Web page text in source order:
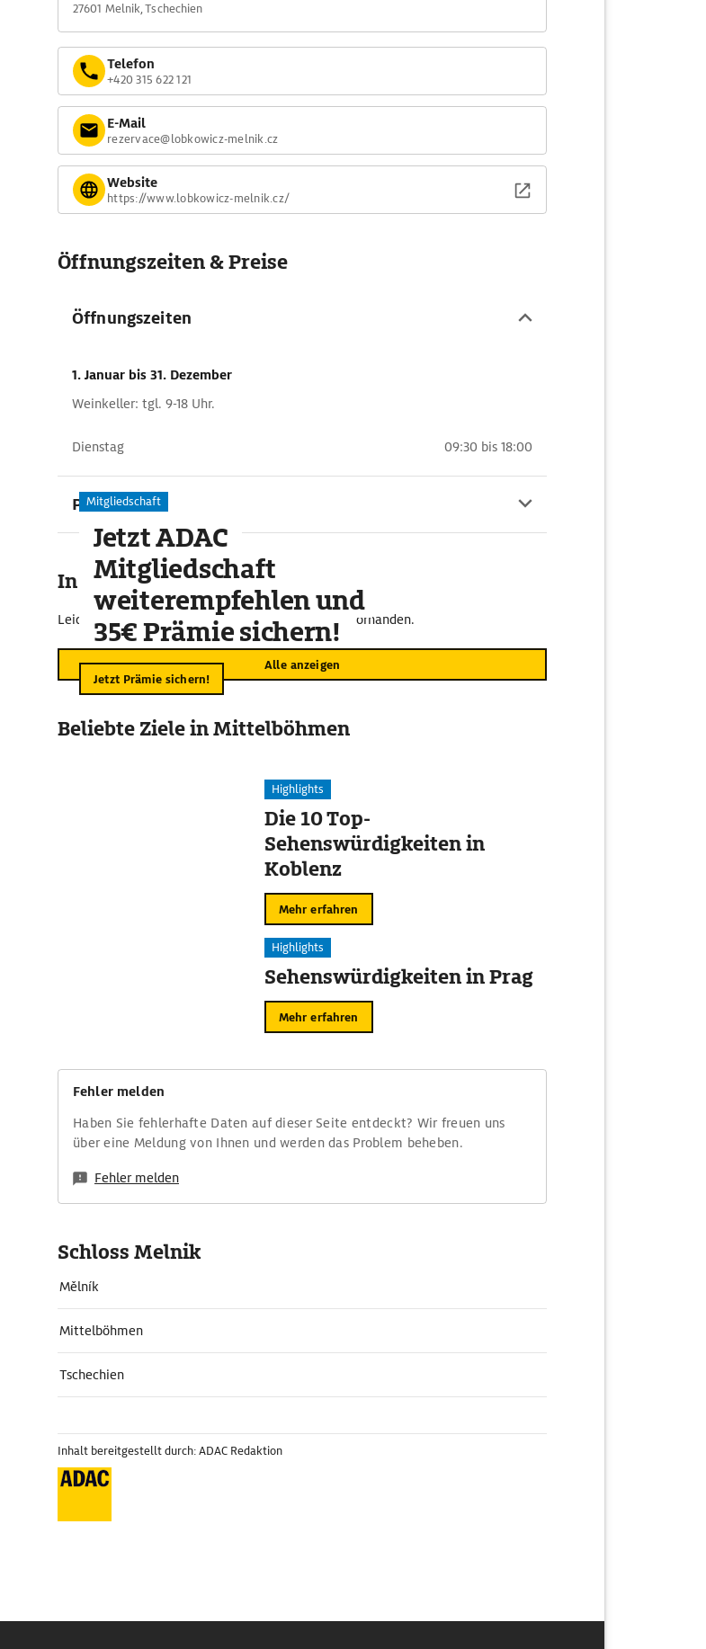
27601 Melnik, Tschechien
Telefon
+420 315 622 121
E-Mail
rezervace@lobkowicz-melnik.cz
Website
https://www.lobkowicz-melnik.cz/
Öffnungszeiten & Preise
Öffnungszeiten
1. Januar bis 31. Dezember
Weinkeller: tgl. 9-18 Uhr.
Dienstag 09:30 bis 18:00
Preise
In der Umgebung
Leider sind im näheren Umkreis keine Vorschläge vorhanden.
Alle anzeigen
Mitgliedschaft
Jetzt ADAC
Mitgliedschaft
weiterempfehlen und
35€ Prämie sichern!
Jetzt Prämie sichern!
Beliebte Ziele in Mittelböhmen
Highlights
Die 10 Top-
Sehenswürdigkeiten in
Koblenz
Mehr erfahren
Highlights
Sehenswürdigkeiten in Prag
Mehr erfahren
Fehler melden
Haben Sie fehlerhafte Daten auf dieser Seite entdeckt? Wir freuen uns
über eine Meldung von Ihnen und werden das Problem beheben.
Fehler melden
Schloss Melnik
Mělník
Mittelböhmen
Tschechien
Inhalt bereitgestellt durch: ADAC Redaktion